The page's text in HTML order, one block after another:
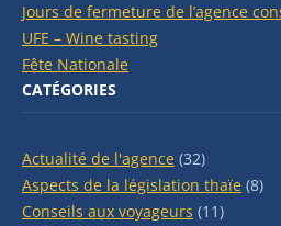
Jours de fermeture de l’agence
UFE – Wine tasting
Fête Nationale
CATÉGORIES
Actualité de l'agence (32)
Aspects de la législation thaïe (8)
Conseils aux voyageurs (11)